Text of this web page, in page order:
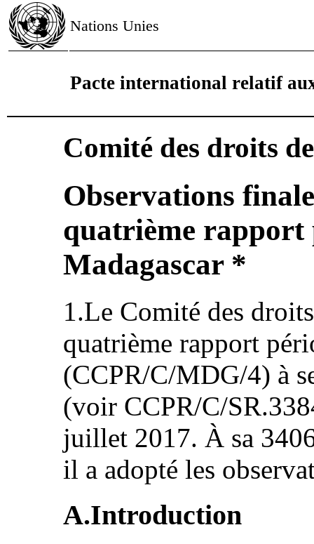
Nations Unies
Pacte international relatif
Comité des droits
Observations
quatrième rapport
Madagascar *
1.Le Comité des
quatrième rapport
(CCPR/C/MDG/4) à
(voir CCPR/C/
juillet 2017. À sa
il a adopté les
A.Introduction